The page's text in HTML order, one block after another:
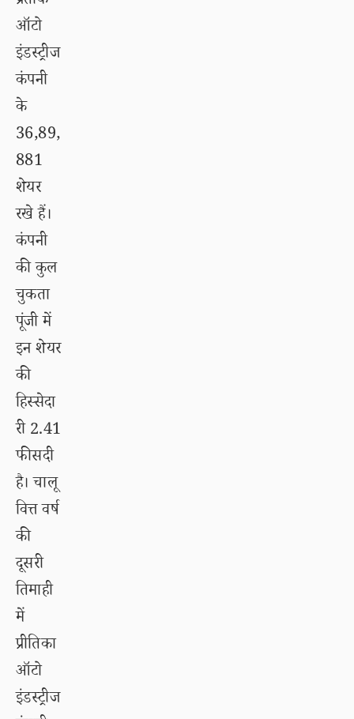
ऑटो
इंडस्ट्रीज
कंपनी
के
36,89,
881
शेयर
रखे हैं।
कंपनी
की कुल
चुकता
पूंजी में
इन शेयर
की
हिस्सेदा
री 2.41
फीसदी
है। चालू
वित्त वर्ष
की
दूसरी
तिमाही
में
प्रीतिका
ऑटो
इंडस्ट्रीज